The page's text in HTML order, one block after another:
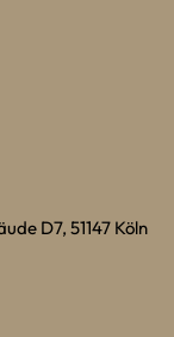
D7, 51147 Köln